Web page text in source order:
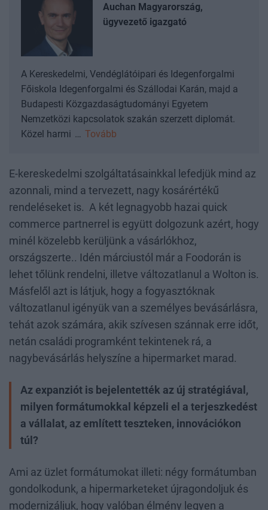
Auchan Magyarország,
ügyvezető igazgató
A Kereskedelmi, Vendéglátóipari és Idegenforgalmi
Főiskola Idegenforgalmi és Szállodai Karán, majd a
Budapesti Közgazdaságtudományi Egyetem
Nemzetközi kapcsolatok szakán szerzett diplomát.
Közel harmi … Tovább
E-kereskedelmi szolgáltatásainkkal lefedjük mind az
azonnali, mind a tervezett, nagy kosárértékű
rendeléseket is. A két legnagyobb hazai quick
commerce partnerrel is együtt dolgozunk azért, hogy
minél közelebb kerüljünk a vásárlókhoz,
országszerte.. Idén márciustól már a Foodorán is
lehet tőlünk rendelni, illetve változatlanul a Wolton is.
Másfelől azt is látjuk, hogy a fogyasztóknak
változatlanul igényük van a személyes bevásárlásra,
tehát azok számára, akik szívesen szánnak erre időt,
netán családi programként tekintenek rá, a
nagybevásárlás helyszíne a hipermarket marad.
Az expanziót is bejelentették az új stratégiával,
milyen formátumokkal képzeli el a terjeszkedést
a vállalat, az említett teszteken, innovációkon
túl?
Ami az üzlet formátumokat illeti: négy formátumban
gondolkodunk, a hipermarketeket újragondoljuk és
modernizáljuk, hogy valóban élmény legyen a